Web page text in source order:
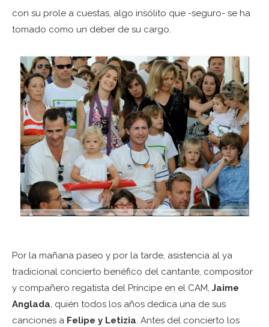
con su prole a cuestas, algo insólito que -seguro- se ha
tomado como un deber de su cargo.
Por la mañana paseo y por la tarde, asistencia al ya
tradicional concierto benéfico del cantante, compositor
y compañero regatista del Príncipe en el CAM, Jaime
Anglada, quién todos los años dedica una de sus
canciones a Felipe y Letizia. Antes del concierto los